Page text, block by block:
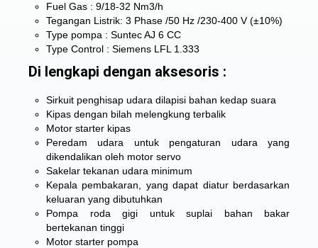
Fuel Gas : 9/18-32 Nm3/h
Tegangan Listrik: 3 Phase /50 Hz /230-400 V (±10%)
Type pompa : Suntec AJ 6 CC
Type Control : Siemens LFL 1.333
Di lengkapi dengan aksesoris :
Sirkuit penghisap udara dilapisi bahan kedap suara
Kipas dengan bilah melengkung terbalik
Motor starter kipas
Peredam udara untuk pengaturan udara yang
dikendalikan oleh motor servo
Sakelar tekanan udara minimum
Kepala pembakaran, yang dapat diatur berdasarkan
keluaran yang dibutuhkan
Pompa roda gigi untuk suplai bahan bakar
bertekanan tinggi
Motor starter pompa